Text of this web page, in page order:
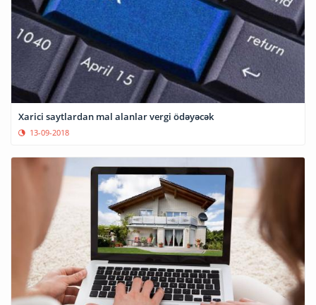
Xarici saytlardan mal alanlar vergi ödəyəcək
13-09-2018